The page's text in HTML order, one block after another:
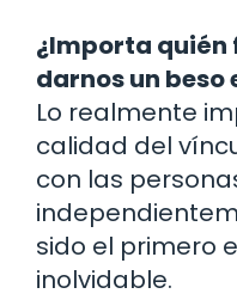
¿Importa quién
darnos un beso
Lo realmente
calidad del
con las
sido el primero
inolvidable.